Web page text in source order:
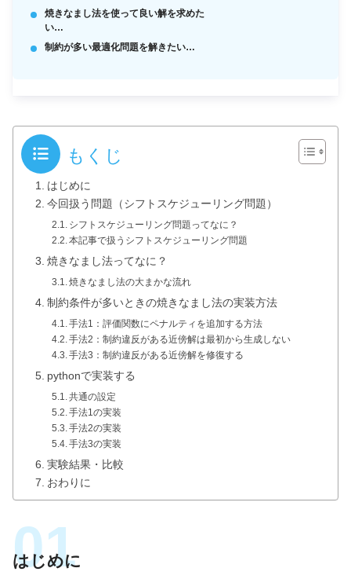
焼きなまし法を使って良い解を求めた
い…
制約が多い最適化問題を解きたい…
もくじ
はじめに
今回扱う問題（シフトスケジューリング問題）
シフトスケジューリング問題ってなに？
本記事で扱うシフトスケジューリング問題
焼きなまし法ってなに？
焼きなまし法の大まかな流れ
制約条件が多いときの焼きなまし法の実装方法
手法1：評価関数にペナルティを追加する方法
手法2：制約違反がある近傍解は最初から生成しない
手法3：制約違反がある近傍解を修復する
pythonで実装する
共通の設定
手法1の実装
手法2の実装
手法3の実装
実験結果・比較
おわりに
はじめに